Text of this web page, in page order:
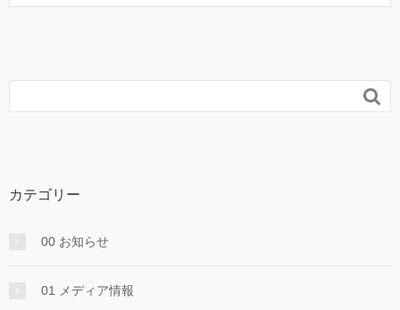

カテゴリー
00 お知らせ
01 メディア情報